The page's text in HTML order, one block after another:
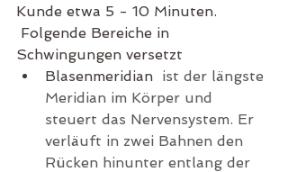
Kunde etwa 5 - 10 Minuten.
Schwingungen versetzt
Blasenmeridian ist der längste
Meridian im Körper und
steuert das Nervensystem. Er
verläuft in zwei Bahnen den
Rücken hinunter entlang der